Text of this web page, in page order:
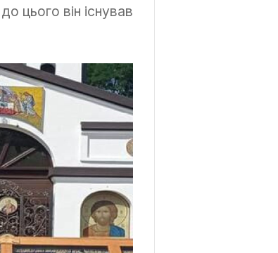
цього він існував